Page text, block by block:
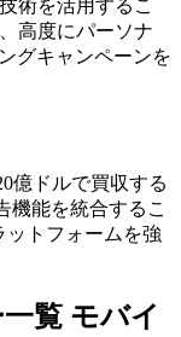
術を活用するこ
高度にパーソナ
グキャンペーンを
億ドルで買収する
機能を統合するこ
ットフォームを強
覧 モバイ